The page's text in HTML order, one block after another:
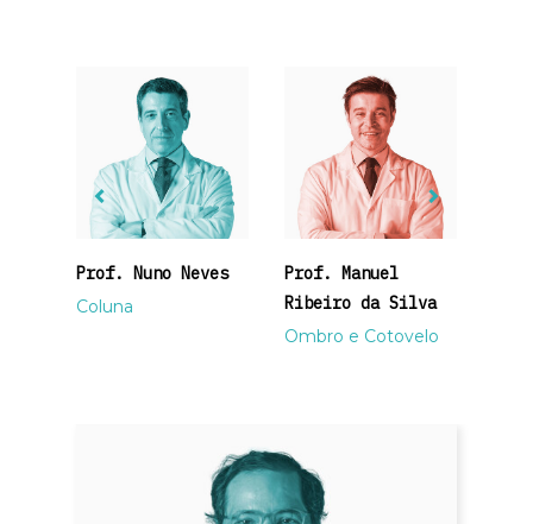
Prof. Nuno Neves
Coluna
Prof. Manuel
Ribeiro da Silva
Ombro e Cotovelo